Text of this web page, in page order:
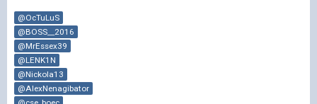
@OcTuLuS
@BOSS__2016
@MrEssex39
@LENK1N
@Nickola13
@AlexNenagibator